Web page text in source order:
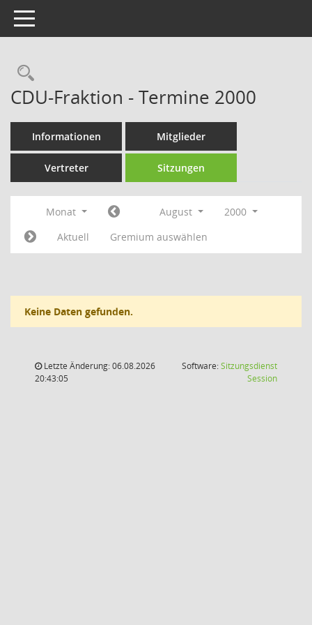
Toggle navigation
Rechercheauswahl
CDU-Fraktion - Termine 2000
Informationen Mitglieder
Vertreter Sitzungen
Monat August
2000
Aktuell
Gremium auswählen
Keine Daten gefunden.
Letzte Änderung: 06.08.2026
20:43:05
Software:Sitzungsdienst
Session(Wird in